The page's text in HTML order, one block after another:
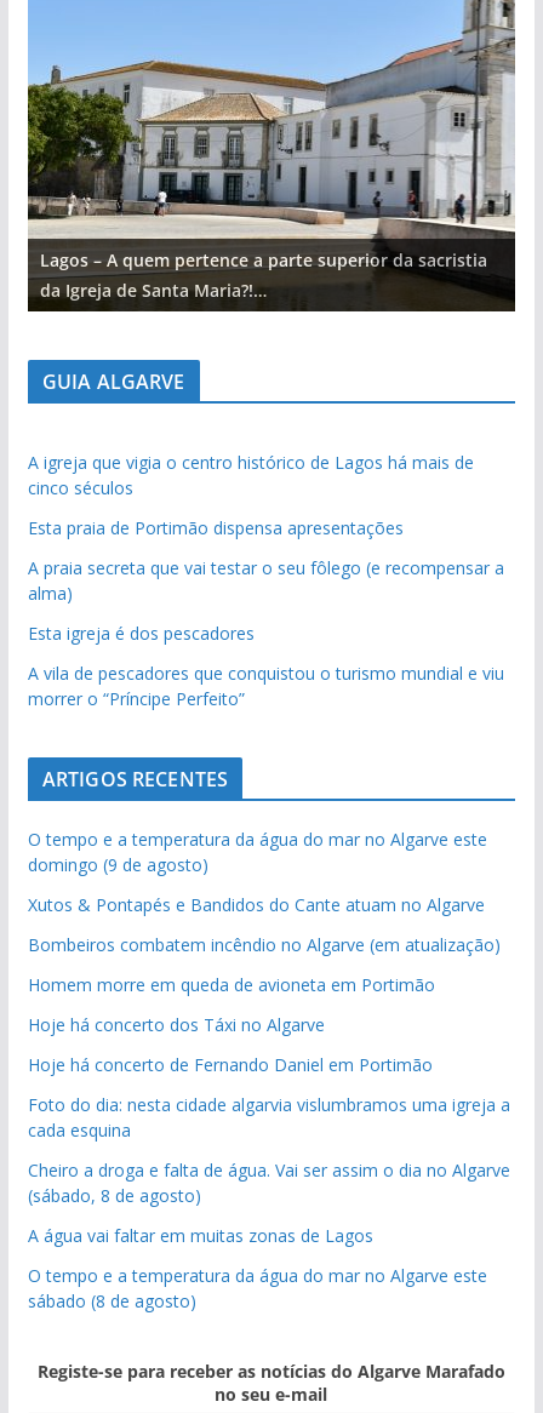
Lagos – A quem pertence a parte superior da sacristia
da Igreja de Santa Maria?!…
GUIA ALGARVE
A igreja que vigia o centro histórico de Lagos há mais de
cinco séculos
Esta praia de Portimão dispensa apresentações
A praia secreta que vai testar o seu fôlego (e recompensar a
alma)
Esta igreja é dos pescadores
A vila de pescadores que conquistou o turismo mundial e viu
morrer o “Príncipe Perfeito”
ARTIGOS RECENTES
O tempo e a temperatura da água do mar no Algarve este
domingo (9 de agosto)
Xutos & Pontapés e Bandidos do Cante atuam no Algarve
Bombeiros combatem incêndio no Algarve (em atualização)
Homem morre em queda de avioneta em Portimão
Hoje há concerto dos Táxi no Algarve
Hoje há concerto de Fernando Daniel em Portimão
Foto do dia: nesta cidade algarvia vislumbramos uma igreja a
cada esquina
Cheiro a droga e falta de água. Vai ser assim o dia no Algarve
(sábado, 8 de agosto)
A água vai faltar em muitas zonas de Lagos
O tempo e a temperatura da água do mar no Algarve este
sábado (8 de agosto)
Registe-se para receber as notícias do Algarve Marafado
no seu e-mail